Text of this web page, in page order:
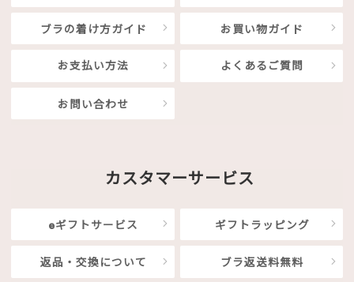
ブラの着け方ガイド お買い物ガイド
お支払い方法 よくあるご質問
お問い合わせ
カスタマーサービス
eギフトサービス ギフトラッピング
返品・交換について ブラ返送料無料